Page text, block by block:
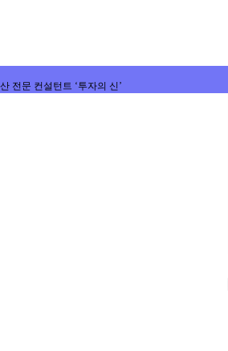
전문 컨설턴트 ‘투자의 신’